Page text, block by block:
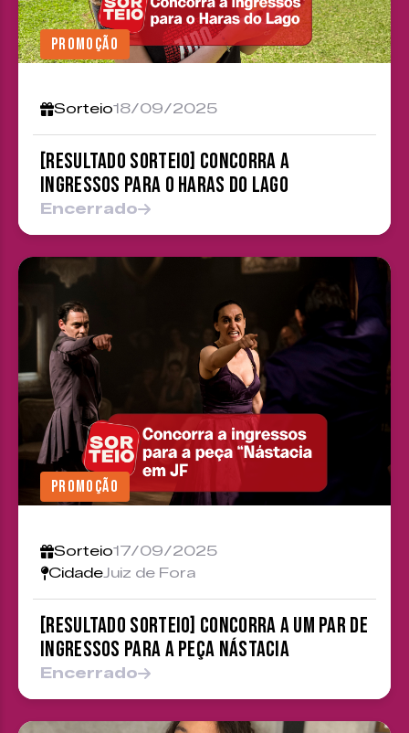
PROMOÇÃO
Sorteio18/09/2025
[RESULTADO SORTEIO] Concorra a
ingressos para o Haras do Lago
Encerrado
PROMOÇÃO
Sorteio17/09/2025
CidadeJuiz de Fora
[RESULTADO SORTEIO] Concorra a um par de
ingressos para a peça Nástacia
Encerrado